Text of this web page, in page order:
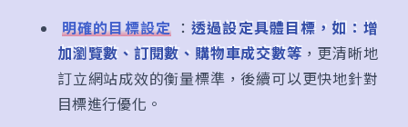
明確的目標設定 ：透過設定具體目標，如：增
加瀏覽數、訂閱數、購物車成交數等 ，更清晰地
訂立網站成效的衡量標準，後續可以更快地針對
目標進行優化。